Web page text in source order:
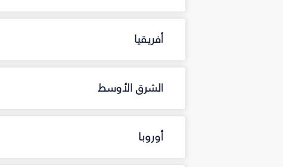
أفريقيا
الشرق الأوسط
أوروبا